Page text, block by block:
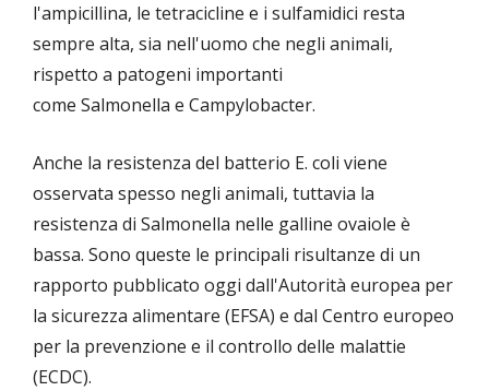
l'ampicillina, le tetracicline e i sulfamidici resta
sempre alta, sia nell'uomo che negli animali,
rispetto a patogeni importanti
come Salmonella e Campylobacter.
Anche la resistenza del batterio E. coli viene
osservata spesso negli animali, tuttavia la
resistenza di Salmonella nelle galline ovaiole è
bassa. Sono queste le principali risultanze di un
rapporto pubblicato oggi dall'Autorità europea per
la sicurezza alimentare (EFSA) e dal Centro europeo
per la prevenzione e il controllo delle malattie
(ECDC).